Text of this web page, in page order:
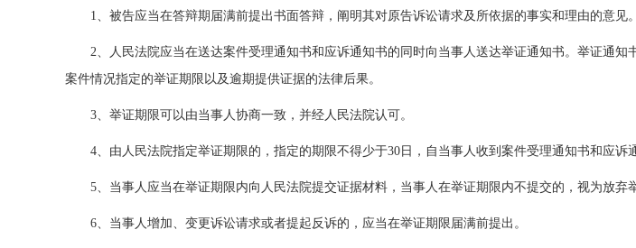
1、被告应当在答辩期届满前提出书面答辩，阐明其对原告诉讼请求及所依据的事实和理由的意见。
2、人民法院应当在送达案件受理通知书和应诉通知书的同时向当事人送达举证通知书。举证通
案件情况指定的举证期限以及逾期提供证据的法律后果。
3、举证期限可以由当事人协商一致，并经人民法院认可。
4、由人民法院指定举证期限的，指定的期限不得少于30日，自当事人收到案件受理通知书和应诉
5、当事人应当在举证期限内向人民法院提交证据材料，当事人在举证期限内不提交的，视为放弃
6、当事人增加、变更诉讼请求或者提起反诉的，应当在举证期限届满前提出。